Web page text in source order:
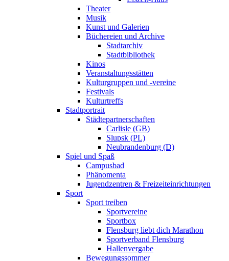
Theater
Musik
Kunst und Galerien
Büchereien und Archive
Stadtarchiv
Stadtbibliothek
Kinos
Veranstaltungsstätten
Kulturgruppen und -vereine
Festivals
Kulturtreffs
Stadtportrait
Städtepartnerschaften
Carlisle (GB)
Slupsk (PL)
Neubrandenburg (D)
Spiel und Spaß
Campusbad
Phänomenta
Jugendzentren & Freizeiteinrichtungen
Sport
Sport treiben
Sportvereine
Sportbox
Flensburg liebt dich Marathon
Sportverband Flensburg
Hallenvergabe
Bewegungssommer